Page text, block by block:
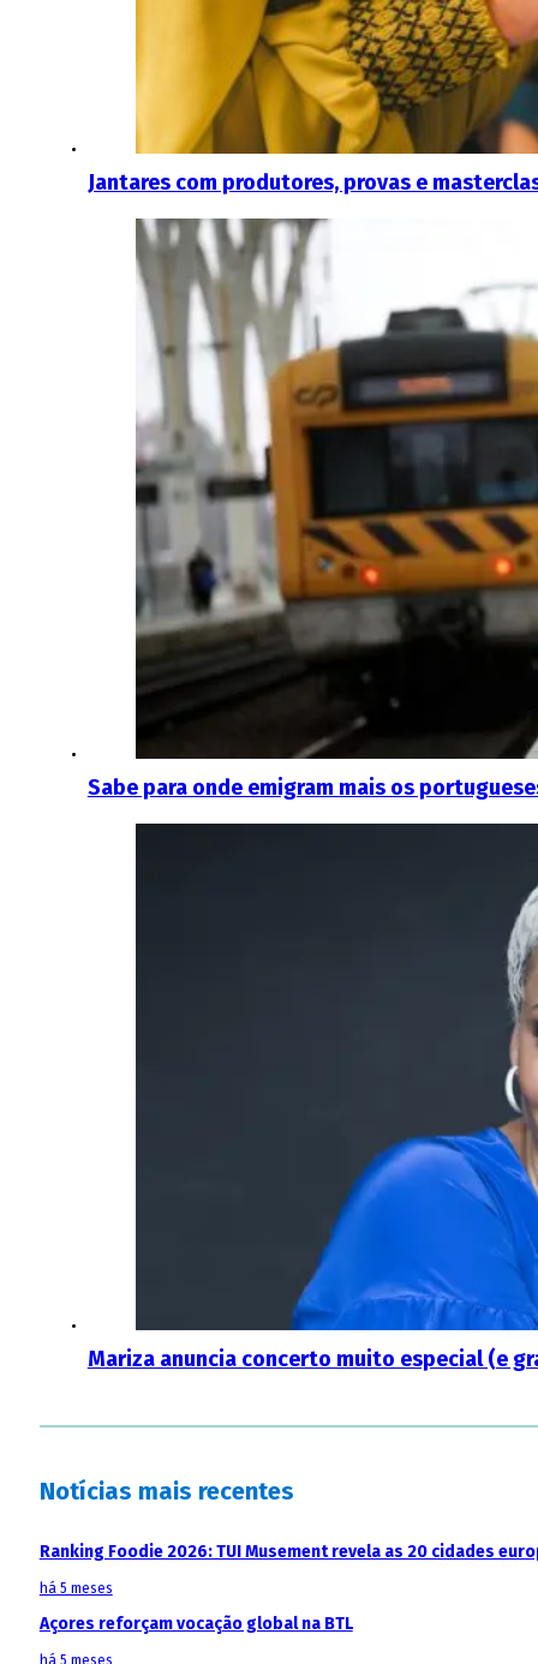
Jantares com produtores, provas e
Sabe para onde emigram mais os
Mariza anuncia concerto muito especial (e
Notícias mais recentes
Ranking Foodie 2026: TUI Musement revela as 20 cidades
há 5 meses
Açores reforçam vocação global na BTL
há 5 meses